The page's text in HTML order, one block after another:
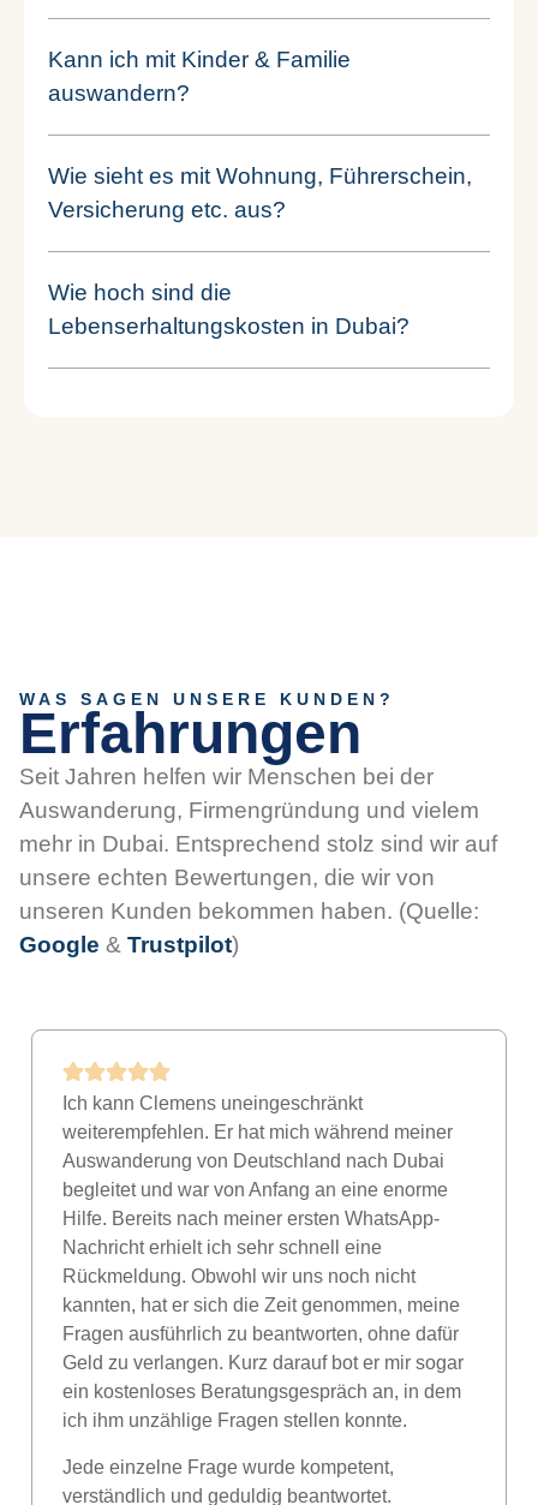
Kann ich mit Kinder & Familie
auswandern?
Wie sieht es mit Wohnung, Führerschein,
Versicherung etc. aus?
Wie hoch sind die
Lebenserhaltungskosten in Dubai?
WAS SAGEN UNSERE KUNDEN?
Erfahrungen
Seit Jahren helfen wir Menschen bei der
Auswanderung, Firmengründung und vielem
mehr in Dubai. Entsprechend stolz sind wir auf
unsere echten Bewertungen, die wir von
unseren Kunden bekommen haben. (Quelle:
Google & Trustpilot)
Ich kann Clemens uneingeschränkt
weiterempfehlen. Er hat mich während meiner
Auswanderung von Deutschland nach Dubai
begleitet und war von Anfang an eine enorme
Hilfe. Bereits nach meiner ersten WhatsApp-
Nachricht erhielt ich sehr schnell eine
Rückmeldung. Obwohl wir uns noch nicht
kannten, hat er sich die Zeit genommen, meine
Fragen ausführlich zu beantworten, ohne dafür
Geld zu verlangen. Kurz darauf bot er mir sogar
ein kostenloses Beratungsgespräch an, in dem
ich ihm unzählige Fragen stellen konnte.
Jede einzelne Frage wurde kompetent,
verständlich und geduldig beantwortet.